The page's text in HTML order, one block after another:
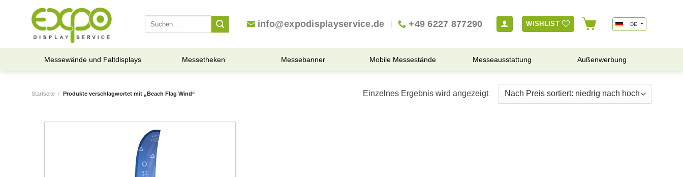
info@expodisplayservice.de +49 6227 877290 WISHLIST DE
Messewände und Faltdisplays Messetheken Messebanner Mobile Messestände Messeausstattung Außenwerbung
Startseite / Produkte verschlagwortet mit „Beach Flag Wind“ Einzelnes Ergebnis wird angezeigt